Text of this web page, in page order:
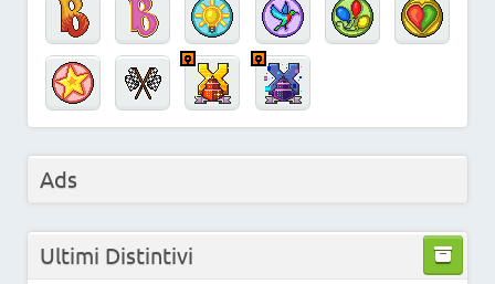
Ads
Ultimi Distintivi